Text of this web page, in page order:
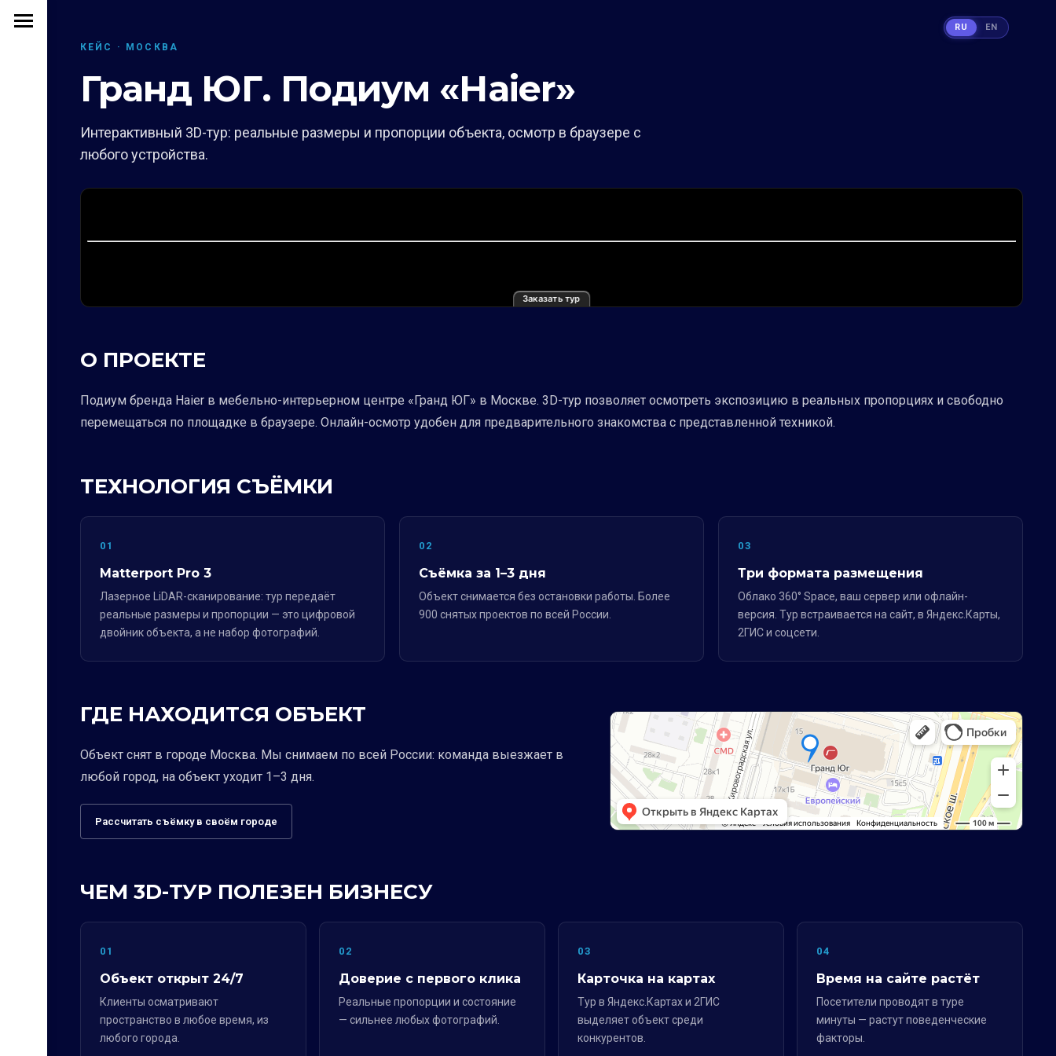
КЕЙС · МОСКВА
Гранд ЮГ. Подиум «Haier»
Интерактивный 3D-тур: реальные размеры и пропорции объекта, осмотр в браузере с
любого устройства.
Заказать тур
О ПРОЕКТЕ
Подиум бренда Haier в мебельно-интерьерном центре «Гранд ЮГ» в Москве. 3D-тур позволяет осмотреть экспозицию в реальных пропорциях и свободно
перемещаться по площадке в браузере. Онлайн-осмотр удобен для предварительного знакомства с представленной техникой.
ТЕХНОЛОГИЯ СЪЁМКИ
01
Matterport Pro 3
Лазерное LiDAR-сканирование: тур передаёт
реальные размеры и пропорции — это цифровой
двойник объекта, а не набор фотографий.
02
Съёмка за 1–3 дня
Объект снимается без остановки работы. Более
900 снятых проектов по всей России.
03
Три формата размещения
Облако 360° Space, ваш сервер или офлайн-
версия. Тур встраивается на сайт, в Яндекс.Карты,
2ГИС и соцсети.
ГДЕ НАХОДИТСЯ ОБЪЕКТ
Объект снят в городе Москва. Мы снимаем по всей России: команда выезжает в
любой город, на объект уходит 1–3 дня.
Рассчитать съёмку в своём городе
ЧЕМ 3D-ТУР ПОЛЕЗЕН БИЗНЕСУ
01
Объект открыт 24/7
Клиенты осматривают
пространство в любое время, из
любого города.
02
Доверие с первого клика
Реальные пропорции и состояние
— сильнее любых фотографий.
03
Карточка на картах
Тур в Яндекс.Картах и 2ГИС
выделяет объект среди
конкурентов.
04
Время на сайте растёт
Посетители проводят в туре
минуты — растут поведенческие
факторы.
RU EN